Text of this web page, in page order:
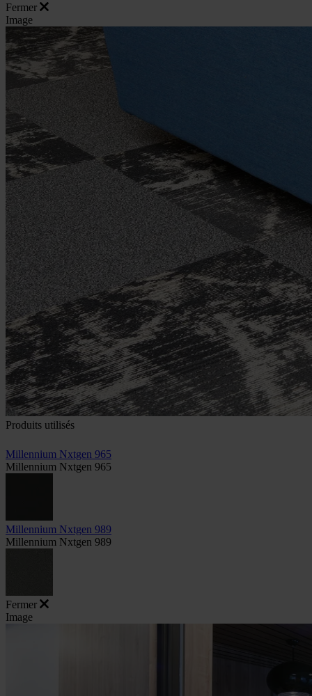
Fermer
Image
Produits utilisés
Millennium Nxtgen 965
Millennium Nxtgen 965
Millennium Nxtgen 989
Millennium Nxtgen 989
Fermer
Image